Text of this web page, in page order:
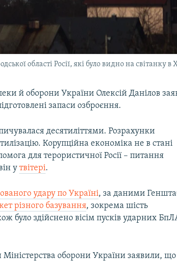
області Росії, які було видно на світанку
й оборони України Олексій Данілов
запаси озброєння.
десятиліттями. Розрахунки
Корупційна економіка не в стані
для терористичної Росії – питання
утвітері.
удару по Україні, за даними
різного базування, зокрема шість
було здійснено вісім пусків ударних
Міністерства оборони України заявили, що